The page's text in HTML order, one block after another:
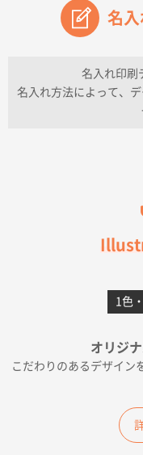
兵庫県のお客様
チケットホルダ
上記のとおりで
柳さんの対応が
フレキソレジ袋
2026年06月28日
千葉県A社様
2026年06月19日
価格 大丈夫そう
大阪府のお客様
A4フルカラー
名入
名入れ印刷
名入れ方法によって、
1色
オリジ
こだわりのあるデザイン